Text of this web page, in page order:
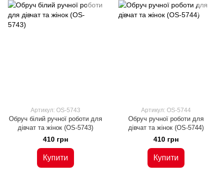
Артикул: OS-5743
Обруч білий ручної роботи для
дівчат та жінок (OS-5743)
410 грн
Купити
Артикул: OS-5744
Обруч ручної роботи для
дівчат та жінок (OS-5744)
410 грн
Купити